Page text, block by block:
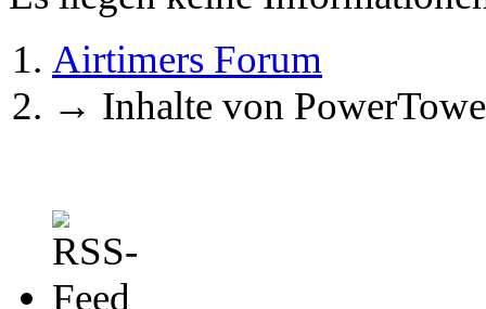
Airtimers Forum
→ Inhalte von